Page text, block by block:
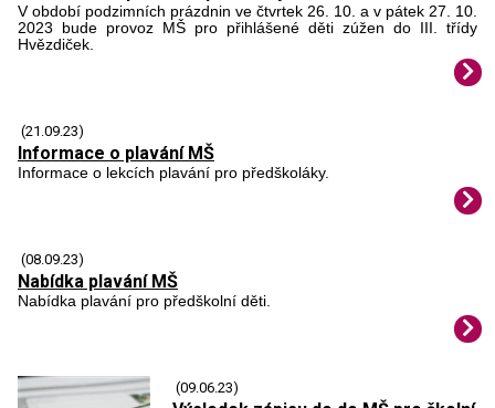
V období podzimních prázdnin ve čtvrtek 26. 10. a v pátek 27. 10.
2023 bude provoz MŠ pro přihlášené děti zúžen do III. třídy
Hvězdiček.
(21.09.23)
Informace o plavání MŠ
Informace o lekcích plavání pro předškoláky.
(08.09.23)
Nabídka plavání MŠ
Nabídka plavání pro předškolní děti.
(09.06.23)